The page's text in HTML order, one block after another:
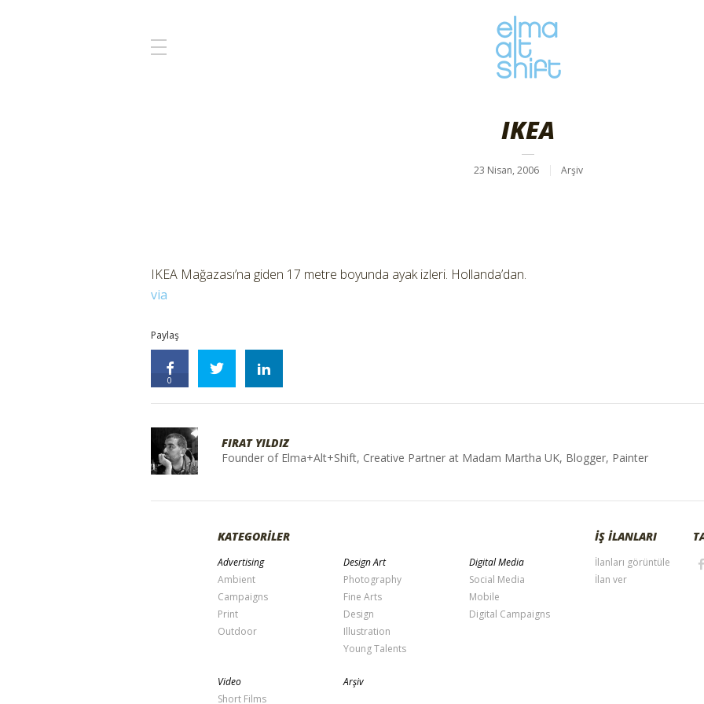
IKEA
23 Nisan, 2006 Arşiv
IKEA Mağazası’na giden 17 metre boyunda ayak izleri. Hollanda’dan.
via
Paylaş
0
FIRAT YILDIZ
Founder of Elma+Alt+Shift, Creative Partner at Madam Martha UK, Blogger, Painter
KATEGORİLER
Advertising
Ambient
Campaigns
Print
Outdoor
Design Art
Photography
Fine Arts
Design
Illustration
Young Talents
Digital Media
Social Media
Mobile
Digital Campaigns
Video
Short Films
Arşiv
İŞ İLANLARI
İlanları görüntüle
İlan ver